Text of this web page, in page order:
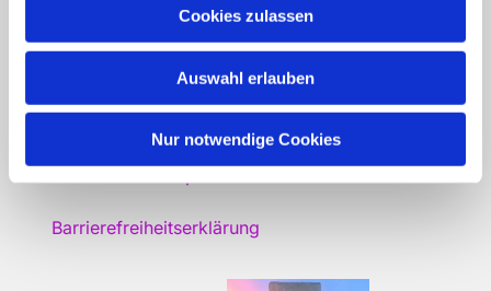
Cookies zulassen
Auswahl erlauben
Nur notwendige Cookies
Öffnungszeiten:
dienstags: 09:00 - 12:00 Uhr
donnerstags: 15:00 - 18:00 Uhr
Barrierefreiheitserklärung